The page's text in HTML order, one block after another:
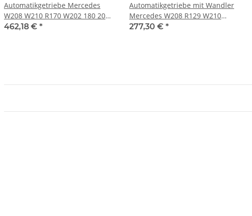
Automatikgetriebe Mercedes
W208 W210 R170 W202 180 200
220 722602 2102707200
462,18 € *
Automatikgetriebe mit Wandler
Mercedes W208 R129 W210
R170 W202 722605
277,30 € *